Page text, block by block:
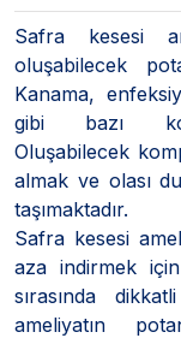
Safra kesesi
oluşabilecek
Kanama,
gibi bazı
Oluşabilecek
almak ve olası
taşımaktadır.
Safra kesesi
aza indirmek
sırasında
ameliyatın